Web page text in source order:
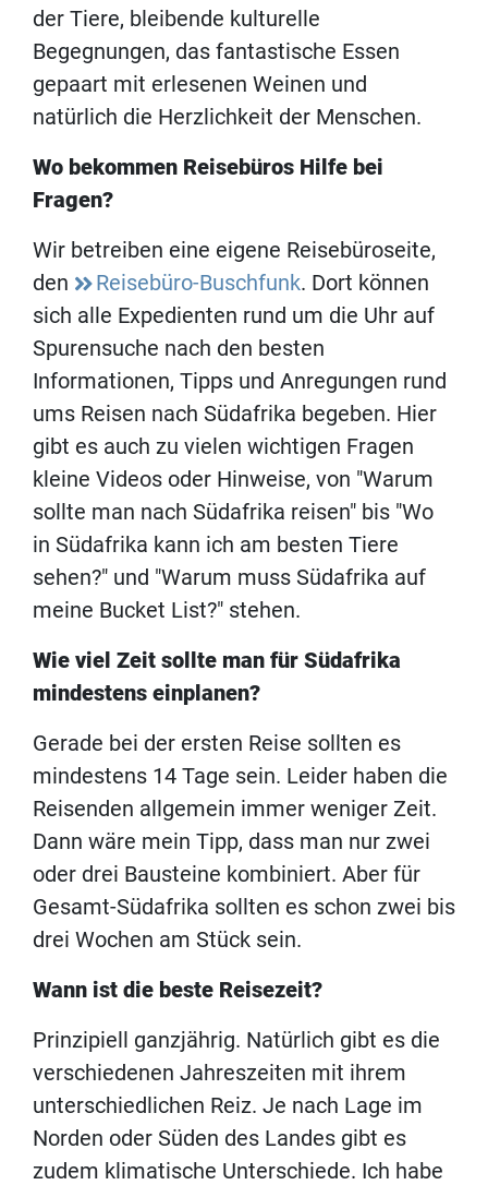
der Tiere, bleibende kulturelle
Begegnungen, das fantastische Essen
gepaart mit erlesenen Weinen und
natürlich die Herzlichkeit der Menschen.
Wo bekommen Reisebüros Hilfe bei
Fragen?
Wir betreiben eine eigene Reisebüroseite,
den
Reisebüro-Buschfunk. Dort können
sich alle Expedienten rund um die Uhr auf
Spurensuche nach den besten
Informationen, Tipps und Anregungen rund
ums Reisen nach Südafrika begeben. Hier
gibt es auch zu vielen wichtigen Fragen
kleine Videos oder Hinweise, von "Warum
sollte man nach Südafrika reisen" bis "Wo
in Südafrika kann ich am besten Tiere
sehen?" und "Warum muss Südafrika auf
meine Bucket List?" stehen.
Wie viel Zeit sollte man für Südafrika
mindestens einplanen?
Gerade bei der ersten Reise sollten es
mindestens 14 Tage sein. Leider haben die
Reisenden allgemein immer weniger Zeit.
Dann wäre mein Tipp, dass man nur zwei
oder drei Bausteine kombiniert. Aber für
Gesamt-Südafrika sollten es schon zwei bis
drei Wochen am Stück sein.
Wann ist die beste Reisezeit?
Prinzipiell ganzjährig. Natürlich gibt es die
verschiedenen Jahreszeiten mit ihrem
unterschiedlichen Reiz. Je nach Lage im
Norden oder Süden des Landes gibt es
zudem klimatische Unterschiede. Ich habe